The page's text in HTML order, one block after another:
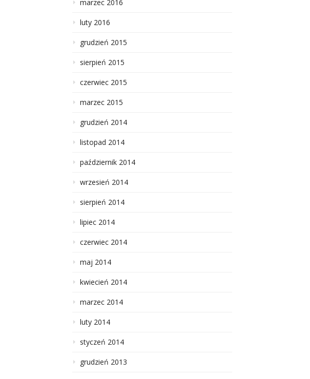
marzec 2016
luty 2016
grudzień 2015
sierpień 2015
czerwiec 2015
marzec 2015
grudzień 2014
listopad 2014
październik 2014
wrzesień 2014
sierpień 2014
lipiec 2014
czerwiec 2014
maj 2014
kwiecień 2014
marzec 2014
luty 2014
styczeń 2014
grudzień 2013